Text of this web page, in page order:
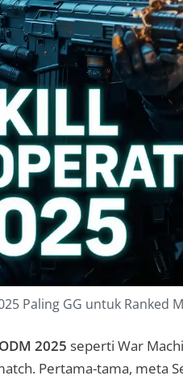
Paling GG untuk Ranked
2025 seperti War
Pertama-tama, meta